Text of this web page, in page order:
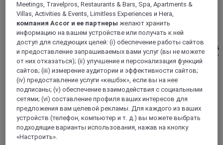
Mercure Нант Центральный Вокзал
Отель Mercure Нант Центральный Вокзал удобно
расположен в центре Нанта вблизи бизнес-центра
Euronantes, Cité des Congrès, Château de Nantes и Machines
de l'Ile. Прямой доступ к станции TGV, шаттл в аэропорт
Nantes Atlantic. Отдохните после долгого дня,
заполненного деловыми встречами или осмотром
достопримечательностей. Отель предлагает уютные
номера с кондиционером и современным дизайном. В
La Brasserie вам предложат блюда домашней кухни из
сезонных продуктов.
4,5/5Rated 4,5 of 5
Meetings, Travelpros, Restaurants & Bars, Spa, Apartments &
Villas, Activities & Events, Limitless Experiences и Hera,
компания Accor и ее партнеры желают хранить
информацию на вашем устройстве или получать к ней
доступ для следующих целей: (i) обеспечение работы сайтов
и предоставление запрашиваемых вами услуг (вы не можете
от них отказаться); (ii) улучшение и персонализация функций
сайтов; (iii) измерение аудитории и эффективности сайтов;
(iv) предоставление услуги «кешбэк», если вы на нее
подписаны; (v) обеспечение взаимодействия с социальными
сетями; (vi) составление профиля ваших интересов для
предложения вам целевой рекламы. Для каждого из ваших
устройств (телефон, компьютер и т. д.) вы можете выбрать
подходящие варианты использования, нажав на кнопку
«Настроить».